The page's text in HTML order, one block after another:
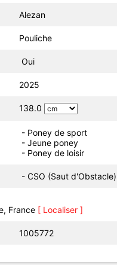
Alezan
Pouliche
Oui
2025
138.0
- Poney de sport
- Jeune poney
- Poney de loisir
- CSO (Saut d'Obstacle)
France [ Localiser ]
1005772